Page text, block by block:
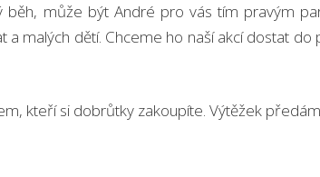
může být André pro vás tím pravým
malých dětí. Chceme ho naší akcí dostat
kteří si dobrůtky zakoupíte. Výtěžek